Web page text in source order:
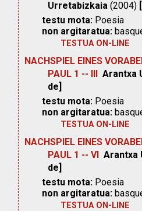
Urretabizkaia (2004)
testu mota: Poesia
non argitaratua:
TESTUA ON-LINE
NACHSPIEL EINES
PAUL 1 -- III Arantxa
de]
testu mota: Poesia
non argitaratua:
TESTUA ON-LINE
NACHSPIEL EINES
PAUL 1 -- VI Arantxa
de]
testu mota: Poesia
non argitaratua:
TESTUA ON-LINE